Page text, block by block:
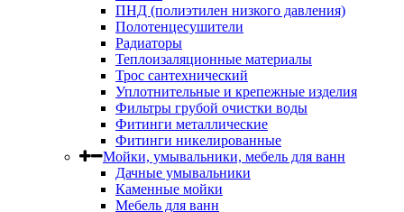
ПНД (полиэтилен низкого давления)
Полотенцесушители
Радиаторы
Теплоизаляционные материалы
Трос сантехнический
Уплотнительные и крепежные изделия
Фильтры грубой очистки воды
Фитинги металлические
Фитинги никелированные
Мойки, умывальники, мебель для ванн
Дачные умывальники
Каменные мойки
Мебель для ванн